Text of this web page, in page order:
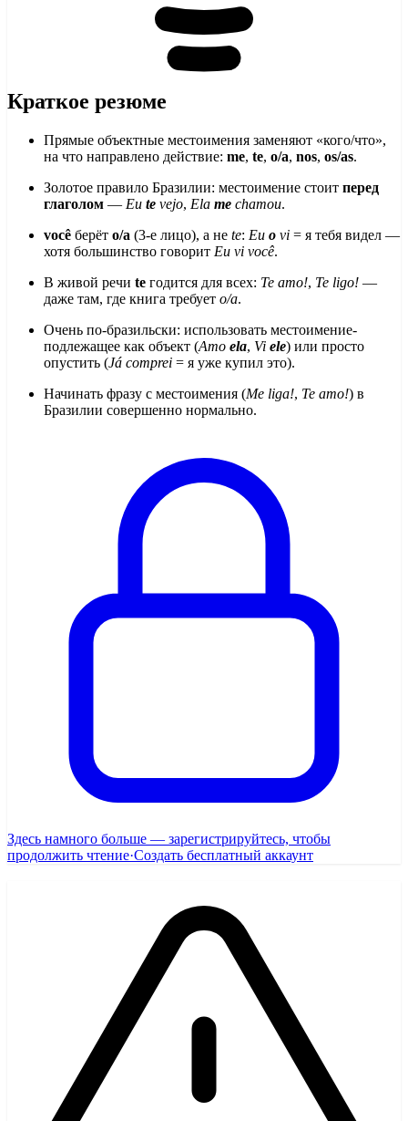
Краткое резюме
Прямые объектные местоимения заменяют «кого/что»,
на что направлено действие: me, te, o/a, nos, os/as.
Золотое правило Бразилии: местоимение стоит перед
глаголом — Eu te vejo, Ela me chamou.
você берёт o/a (3-е лицо), а не te: Eu o vi = я тебя видел —
хотя большинство говорит Eu vi você.
В живой речи te годится для всех: Te amo!, Te ligo! —
даже там, где книга требует o/a.
Очень по-бразильски: использовать местоимение-
подлежащее как объект (Amo ela, Vi ele) или просто
опустить (Já comprei = я уже купил это).
Начинать фразу с местоимения (Me liga!, Te amo!) в
Бразилии совершенно нормально.
Здесь намного больше — зарегистрируйтесь, чтобы
продолжить чтение·Создать бесплатный аккаунт